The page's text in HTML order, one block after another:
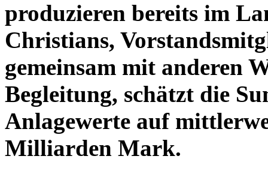
produzieren bereits im
Christians,
gemeinsam mit anderen
Begleitung, schätzt die
Anlagewerte auf
Milliarden Mark.